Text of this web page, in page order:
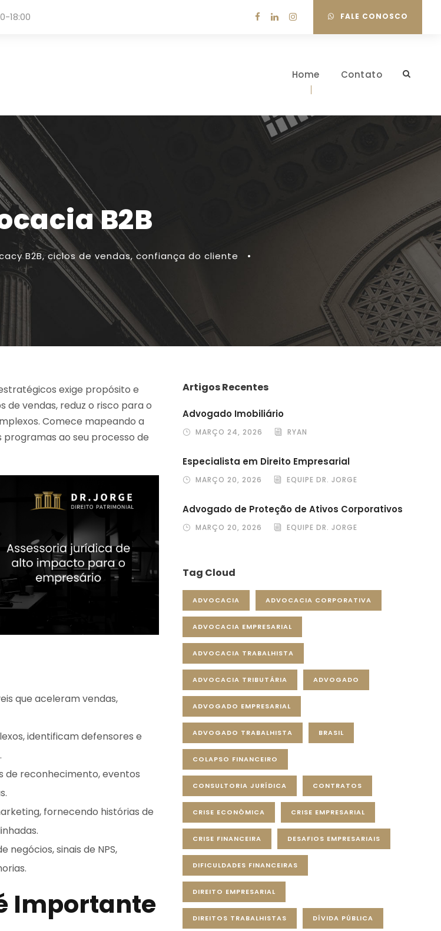
18:00 FALE CONOSCO
Home Contato
B2B
B2B, ciclos de vendas, confiança do cliente •
exige propósito e
vendas, reduz o risco para o
Comece mapeando a
programas ao seu processo de
que aceleram vendas,
identificam defensores e
de reconhecimento, eventos
fornecendo histórias de
sinais de NPS,
Importante
Artigos Recentes
Advogado Imobiliário
MARÇO 24, 2026 RYAN
Especialista em Direito Empresarial
MARÇO 20, 2026 EQUIPE DR. JORGE
Advogado de Proteção de Ativos Corporativos
MARÇO 20, 2026 EQUIPE DR. JORGE
Tag Cloud
ADVOCACIA ADVOCACIA CORPORATIVA
ADVOCACIA EMPRESARIAL
ADVOCACIA TRABALHISTA
ADVOCACIA TRIBUTÁRIA ADVOGADO
ADVOGADO EMPRESARIAL
ADVOGADO TRABALHISTA BRASIL
COLAPSO FINANCEIRO
CONSULTORIA JURÍDICA CONTRATOS
CRISE ECONÔMICA CRISE EMPRESARIAL
CRISE FINANCEIRA DESAFIOS EMPRESARIAIS
DIFICULDADES FINANCEIRAS
DIREITO EMPRESARIAL
DIREITOS TRABALHISTAS DÍVIDA PÚBLICA